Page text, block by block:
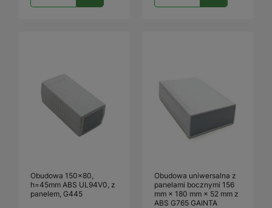
Obudowa 150x80,
h=45mm ABS UL94V0, z
panelem, G445
Obudowa uniwersalna z
panelami bocznymi 156
mm × 180 mm × 52 mm z
ABS G765 GAINTA